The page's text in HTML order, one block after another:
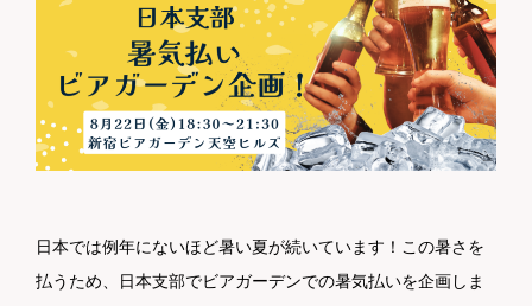
日本では例年にないほど暑い夏が続いています！この暑さを
払うため、日本支部でビアガーデンでの暑気払いを企画しま